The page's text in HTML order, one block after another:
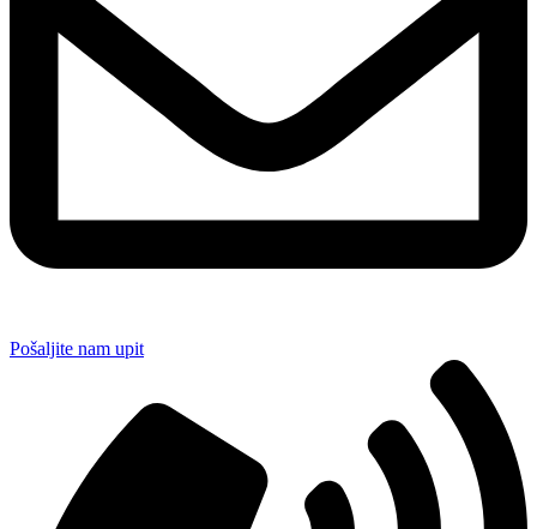
Pošaljite nam upit